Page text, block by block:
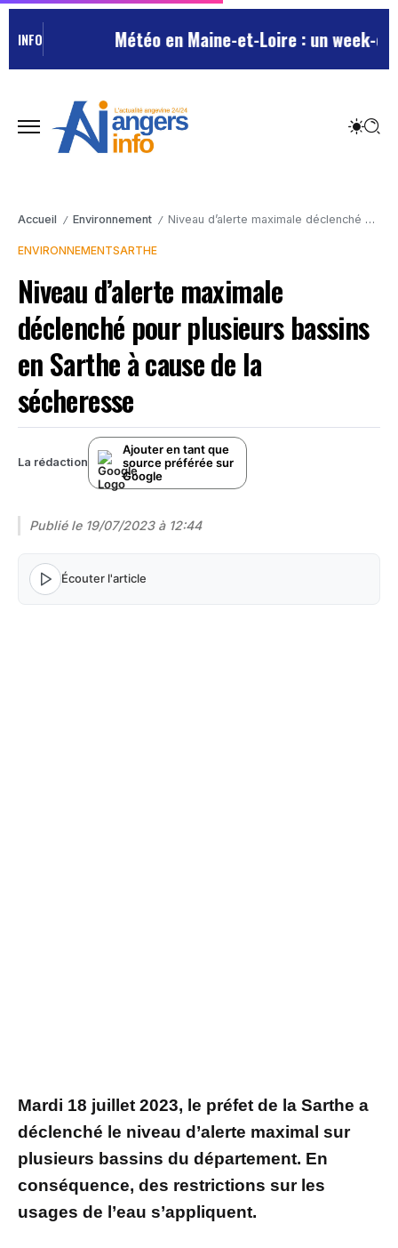
INFO Météo en Maine-et-Loire : un week-
Accueil / Environnement / Niveau d’alerte maximale déclenché pour plusieurs bassins en Sarthe à cause de la sécheresse
ENVIRONNEMENTSARTHE
Niveau d’alerte maximale
déclenché pour plusieurs bassins
en Sarthe à cause de la
sécheresse
La rédaction
Ajouter en tant que
source préférée sur
Google
Publié le 19/07/2023 à 12:44
Écouter l'article
Mardi 18 juillet 2023, le préfet de la Sarthe a
déclenché le niveau d’alerte maximal sur
plusieurs bassins du département. En
conséquence, des restrictions sur les
usages de l’eau s’appliquent.